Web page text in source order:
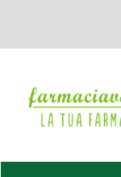
Valaperta